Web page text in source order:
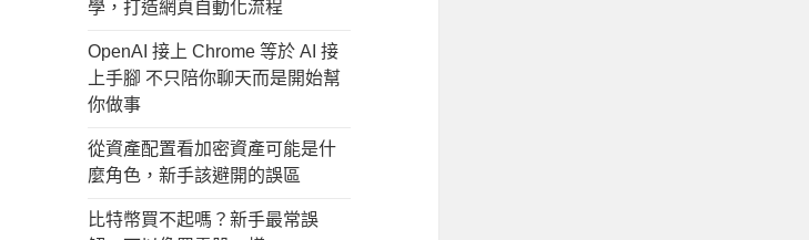
學，打造網頁自動化流程
OpenAI 接上 Chrome 等於 AI 接
上手腳 不只陪你聊天而是開始幫
你做事
從資產配置看加密資產可能是什
麼角色，新手該避開的誤區
比特幣買不起嗎？新手最常誤